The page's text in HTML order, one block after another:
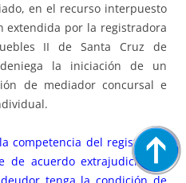
en el recurso interpuesto
extendida por la registradora
II de Santa Cruz de
la iniciación de un
de mediador concursal e
competencia del registrador
acuerdo extrajudicial de